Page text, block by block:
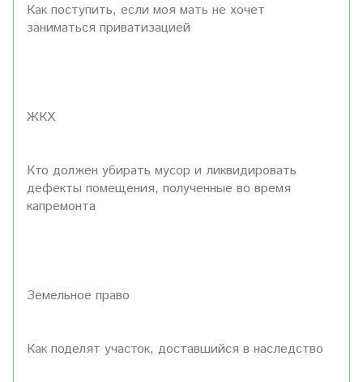
Как поступить, если моя мать не хочет
заниматься приватизацией
ЖКХ
Кто должен убирать мусор и ликвидировать
дефекты помещения, полученные во время
капремонта
Земельное право
Как поделят участок, доставшийся в наследство